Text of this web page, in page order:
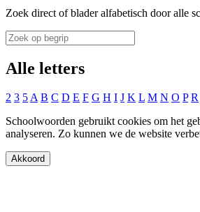
Zoek direct of blader alfabetisch door alle
Alle letters
2 3 5A B C D E F G H I J K L M N O P R
Schoolwoorden gebruikt cookies om het
analyseren. Zo kunnen we de website
Akkoord